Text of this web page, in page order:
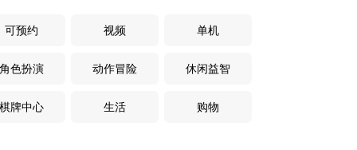
可预约 视频 单机
角色扮演 动作冒险 休闲益智
棋牌中心 生活 购物